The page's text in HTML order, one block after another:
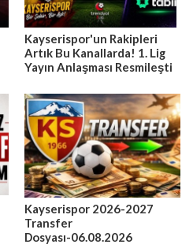
Kayserispor'un Rakipleri
Artık Bu Kanallarda! 1. Lig
Yayın Anlaşması Resmileşti
Kayserispor 2026-2027
Transfer
Dosyası-06.08.2026